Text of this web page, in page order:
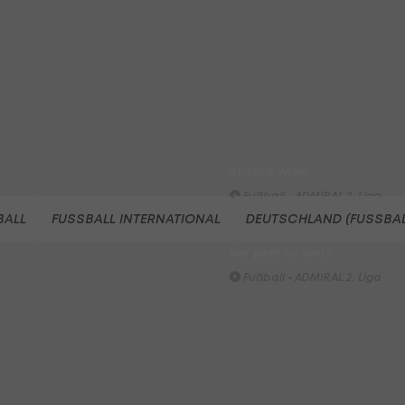
FUSSBALL INTERNATIONAL DEUTSCHLAND